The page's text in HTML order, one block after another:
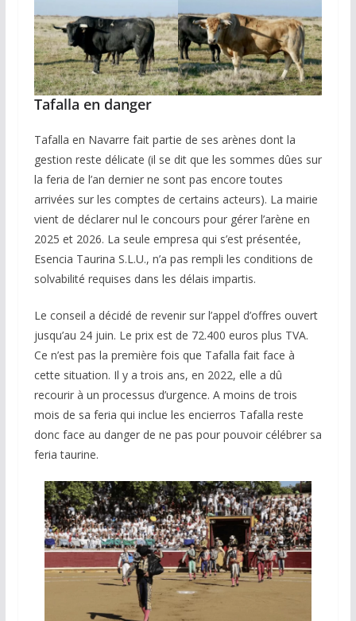
Tafalla en danger
Tafalla en Navarre fait partie de ses arènes dont la
gestion reste délicate (il se dit que les sommes dûes sur
la feria de l’an dernier ne sont pas encore toutes
arrivées sur les comptes de certains acteurs). La mairie
vient de déclarer nul le concours pour gérer l’arène en
2025 et 2026. La seule empresa qui s’est présentée,
Esencia Taurina S.L.U., n’a pas rempli les conditions de
solvabilité requises dans les délais impartis.
Le conseil a décidé de revenir sur l’appel d’offres ouvert
jusqu’au 24 juin. Le prix est de 72.400 euros plus TVA.
Ce n’est pas la première fois que Tafalla fait face à
cette situation. Il y a trois ans, en 2022, elle a dû
recourir à un processus d’urgence. A moins de trois
mois de sa feria qui inclue les encierros Tafalla reste
donc face au danger de ne pas pour pouvoir célébrer sa
feria taurine.